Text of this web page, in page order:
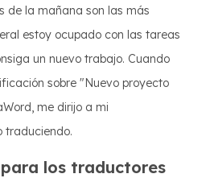
de la mañana son las más
estoy ocupado con las tareas
un nuevo trabajo. Cuando
sobre "Nuevo proyecto
me dirijo a mi
traduciendo.
los traductores